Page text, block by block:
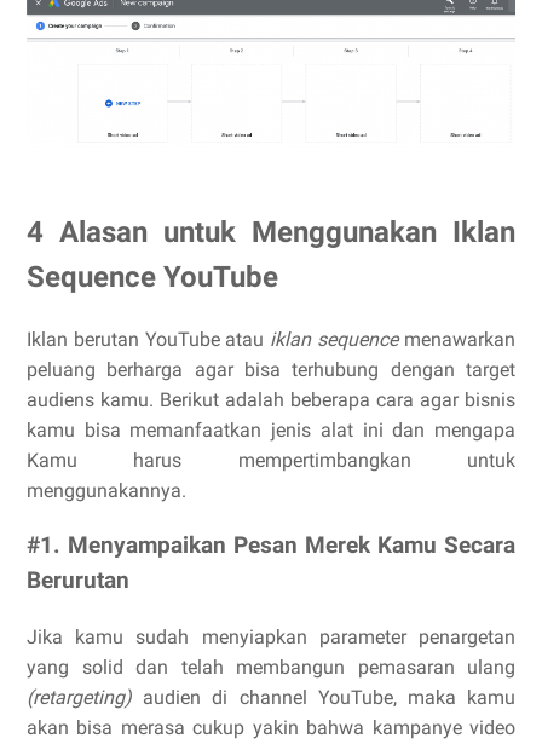
4 Alasan untuk Menggunakan Iklan
Sequence YouTube
Iklan berutan YouTube atau iklan sequence menawarkan
peluang berharga agar bisa terhubung dengan target
audiens kamu. Berikut adalah beberapa cara agar bisnis
kamu bisa memanfaatkan jenis alat ini dan mengapa
Kamu harus mempertimbangkan untuk
menggunakannya.
#1. Menyampaikan Pesan Merek Kamu Secara
Berurutan
Jika kamu sudah menyiapkan parameter penargetan
yang solid dan telah membangun pemasaran ulang
(retargeting) audien di channel YouTube, maka kamu
akan bisa merasa cukup yakin bahwa kampanye video